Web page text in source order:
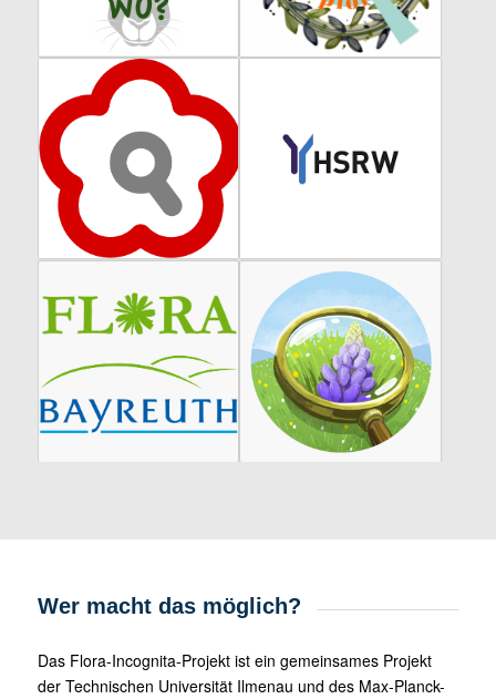
Wer macht das möglich?
Das Flora-Incognita-Projekt ist ein gemeinsames Projekt
der Technischen Universität Ilmenau und des Max-Planck-